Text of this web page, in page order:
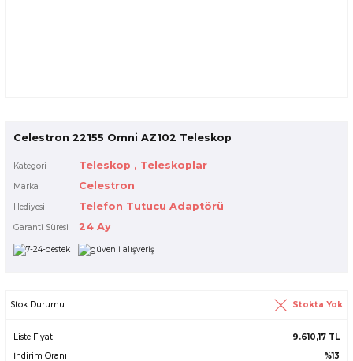
​Celestron 22155 Omni AZ102 Teleskop
Kategori Teleskop , Teleskoplar
Marka Celestron
Hediyesi Telefon Tutucu Adaptörü
Garanti Süresi 24 Ay
Stok Durumu Stokta Yok
Liste Fiyatı
9.610,17 TL
İndirim Oranı
%13